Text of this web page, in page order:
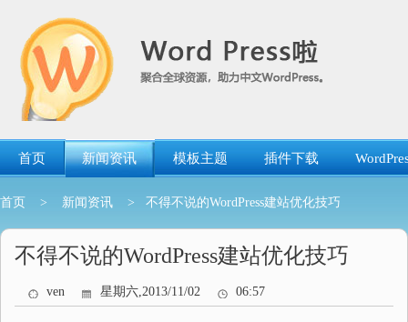
首页 新闻资讯 模板主题 插件下载
首页 > 新闻资讯 > 不得不说的WordPress建站优化技巧
不得不说的WordPress建站优化技巧
ven 星期六,2013/11/02 06:57